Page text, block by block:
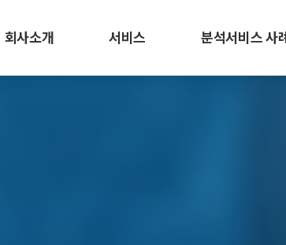
회사소개 서비스 분석서비스 사례